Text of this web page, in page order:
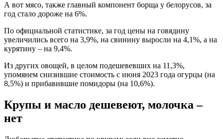
А вот мясо, также главный компонент борща у белорусов, за
год стало дороже на 6%.
По официальной статистике, за год цены на говядину
увеличились всего на 3,9%, на свинину выросли на 4,1%, а на
курятину – на 9,4%.
Из других овощей, в целом подешевевших на 11,3%,
упомянем снизившие стоимость с июня 2023 года огурцы (на
8,5%) и прибавившие помидоры (на 10,6%).
Крупы и масло дешевеют, молочка –
нет